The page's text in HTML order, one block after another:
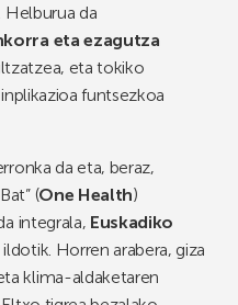
Helburua da
eta ezagutza
eta tokiko
funtsezkoa
da eta, beraz,
(One Health)
integrala, Euskadiko
Horren arabera, giza
klima-aldaketaren